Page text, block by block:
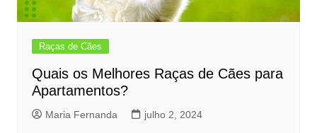
Raças de Cães
Quais os Melhores Raças de Cães para
Apartamentos?
Maria Fernanda julho 2, 2024